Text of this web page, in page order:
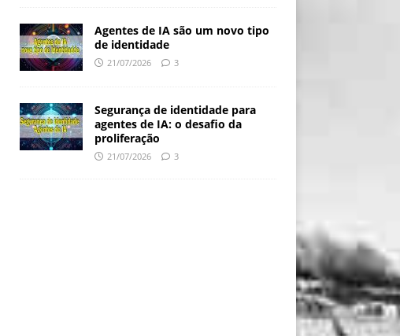
Agentes de IA são um novo tipo
de identidade
21/07/2026 3
Segurança de identidade para
agentes de IA: o desafio da
proliferação
21/07/2026 3